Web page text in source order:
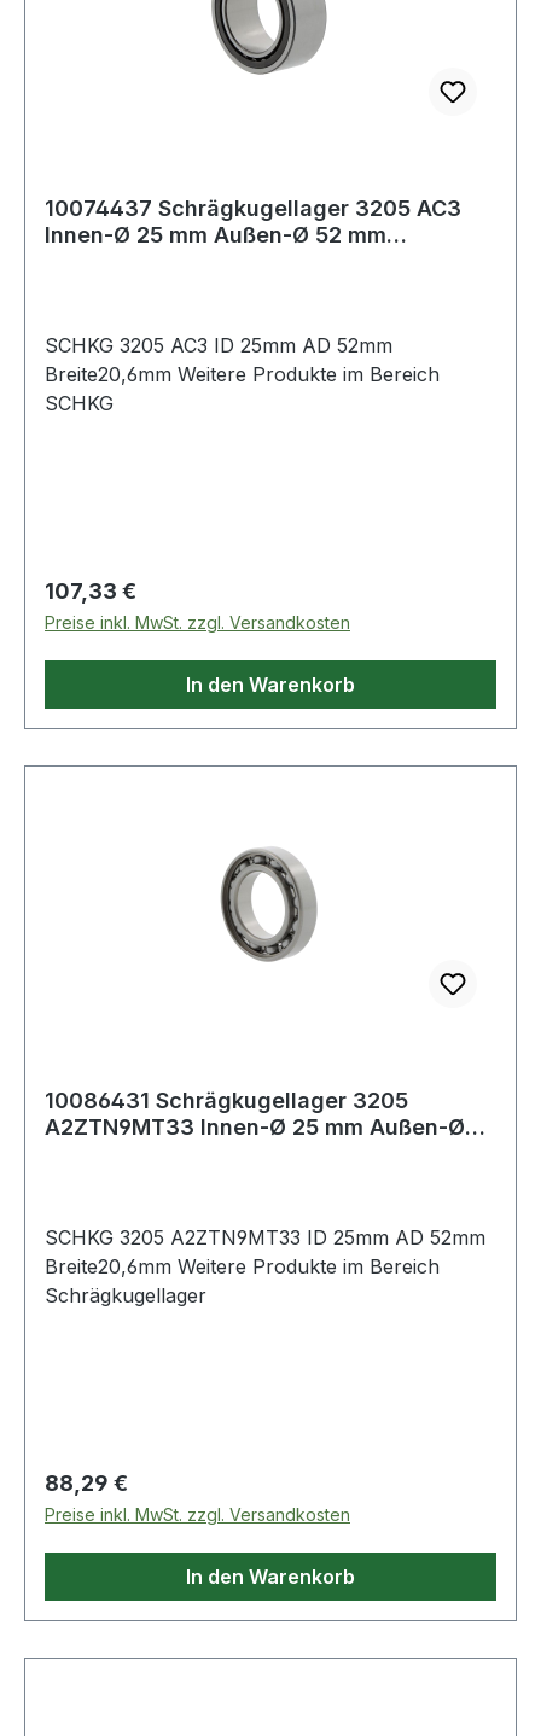
10074437 Schrägkugellager 3205 AC3
Innen-Ø 25 mm Außen-Ø 52 mm
SCHKG 3205 AC3 ID 25mm AD 52mm
Breite20,6mm Weitere Produkte im Bereich
SCHKG
Regulärer Preis:
107,33 €
Preise inkl. MwSt. zzgl. Versandkosten
In den Warenkorb
10086431 Schrägkugellager 3205
A2ZTN9MT33 Innen-Ø 25 mm Außen-Ø
SCHKG 3205 A2ZTN9MT33 ID 25mm AD 52mm
Breite20,6mm Weitere Produkte im Bereich
Schrägkugellager
Regulärer Preis:
88,29 €
Preise inkl. MwSt. zzgl. Versandkosten
In den Warenkorb